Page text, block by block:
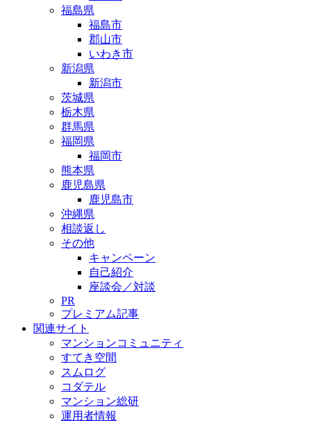
福島県
福島市
郡山市
いわき市
新潟県
新潟市
茨城県
栃木県
群馬県
福岡県
福岡市
熊本県
鹿児島県
鹿児島市
沖縄県
相談返し
その他
キャンペーン
自己紹介
座談会／対談
PR
プレミアム記事
関連サイト
マンションコミュニティ
すてき空間
スムログ
コダテル
マンション総研
運用者情報